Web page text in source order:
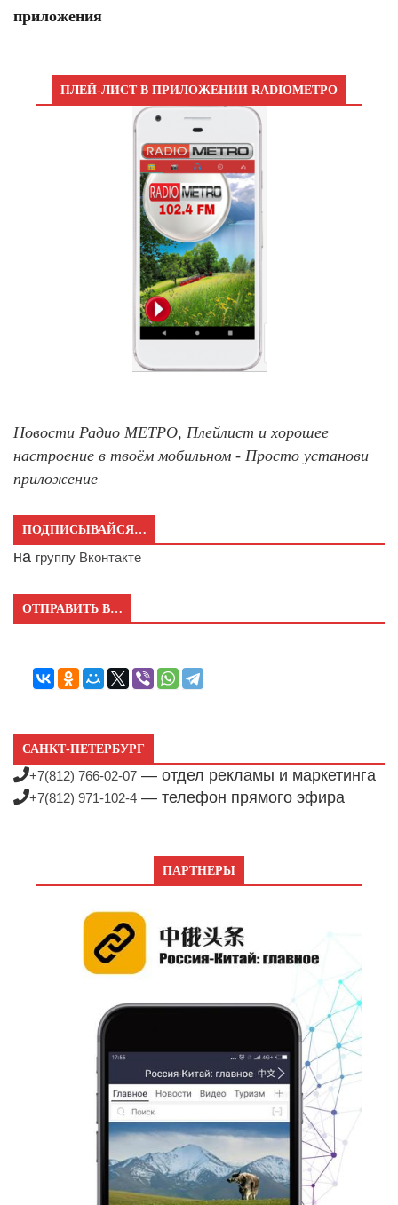
приложения
ПЛЕЙ-ЛИСТ В ПРИЛОЖЕНИИ RADIOМЕТРО
Новости Радио МЕТРО, Плейлист и хорошее
настроение в твоём мобильном - Просто установи
приложение
ПОДПИСЫВАЙСЯ…
на группу Вконтакте
ОТПРАВИТЬ В…
САНКТ-ПЕТЕРБУРГ
+7(812) 766-02-07 — отдел рекламы и маркетинга
+7(812) 971-102-4 — телефон прямого эфира
ПАРТНЕРЫ